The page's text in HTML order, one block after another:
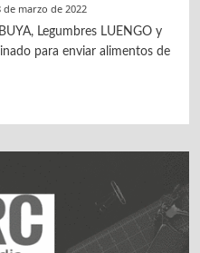
de marzo de 2022
Legumbres LUENGO y
para enviar alimentos de